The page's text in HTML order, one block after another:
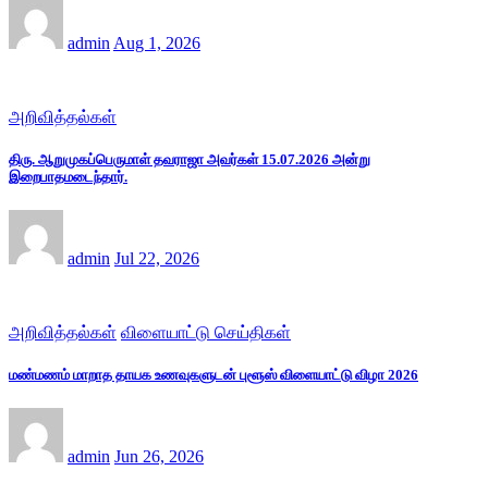
admin Aug 1, 2026
அறிவித்தல்கள்
திரு. ஆறுமுகப்பெருமாள் தவராஜா அவர்கள் 15.07.2026 அன்று
இறைபாதமடைந்தார்.
admin Jul 22, 2026
அறிவித்தல்கள் விளையாட்டு செய்திகள்
மண்மணம் மாறாத தாயக உணவுகளுடன் புளூஸ் விளையாட்டு விழா 2026
admin Jun 26, 2026